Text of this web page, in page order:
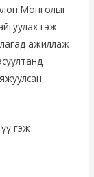
Монголыг
гэж
ажиллаж
гэж